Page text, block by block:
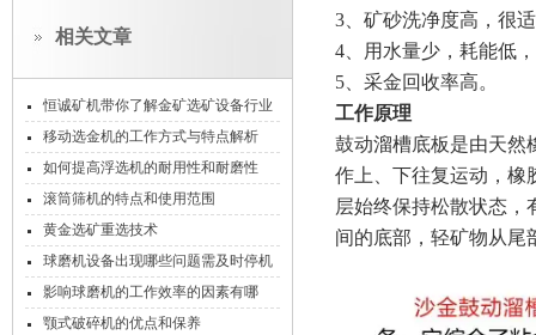
相关文章
恒诚矿机带你了解金矿选矿设备行业
词汇
移动选金机的工作方式与特点解析
如何提高浮选机的耐用性和耐磨性
滚筒筛机的特点和使用范围
黄金选矿重选技术
球磨机设备出现哪些问题需及时停机
影响球磨机的工作效率的因素有哪
些？
颚式破碎机的优点和保养
3、矿砂洗净度高，很
4、用水量少，耗能低
5、采金回收率高。
工作原理
鼓动溜槽底板是由天然
作上、下往复运动，橡
层始终保持松散状态，
间的底部，轻矿物从尾